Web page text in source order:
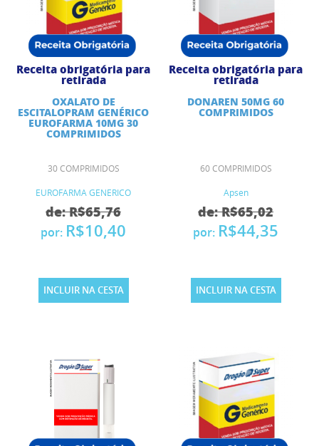
Receita obrigatória para
retirada
OXALATO DE
ESCITALOPRAM GENÉRICO
EUROFARMA 10MG 30
COMPRIMIDOS
30 COMPRIMIDOS
EUROFARMA GENERICO
de: R$65,76
por: R$10,40
INCLUIR NA CESTA
Receita obrigatória para
retirada
DONAREN 50MG 60
COMPRIMIDOS
60 COMPRIMIDOS
Apsen
de: R$65,02
por: R$44,35
INCLUIR NA CESTA